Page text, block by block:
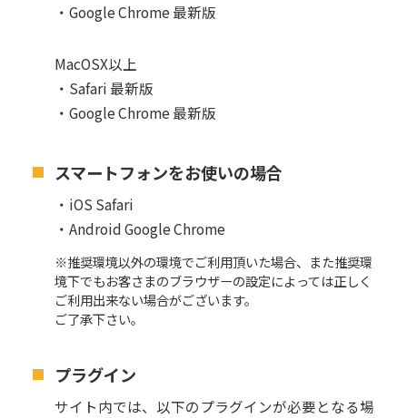
・Google Chrome 最新版
MacOSX以上
・Safari 最新版
・Google Chrome 最新版
スマートフォンをお使いの場合
・iOS Safari
・Android Google Chrome
※推奨環境以外の環境でご利用頂いた場合、また推奨環
境下でもお客さまのブラウザーの設定によっては正しく
ご利用出来ない場合がございます。
ご了承下さい。
プラグイン
サイト内では、以下のプラグインが必要となる場